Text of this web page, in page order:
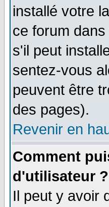
installé votre
ce forum
s'il peut
sentez-vous
peuvent être
des pages).
Revenir en
Comment
d'utilisateur ?
Il peut y avoir